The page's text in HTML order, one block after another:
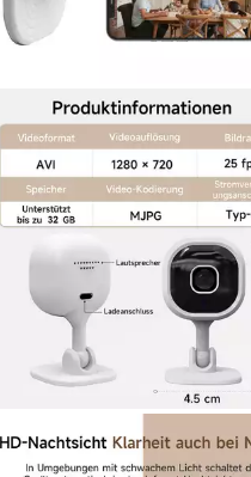
AIMAX
Überwachungskamera Innen HD